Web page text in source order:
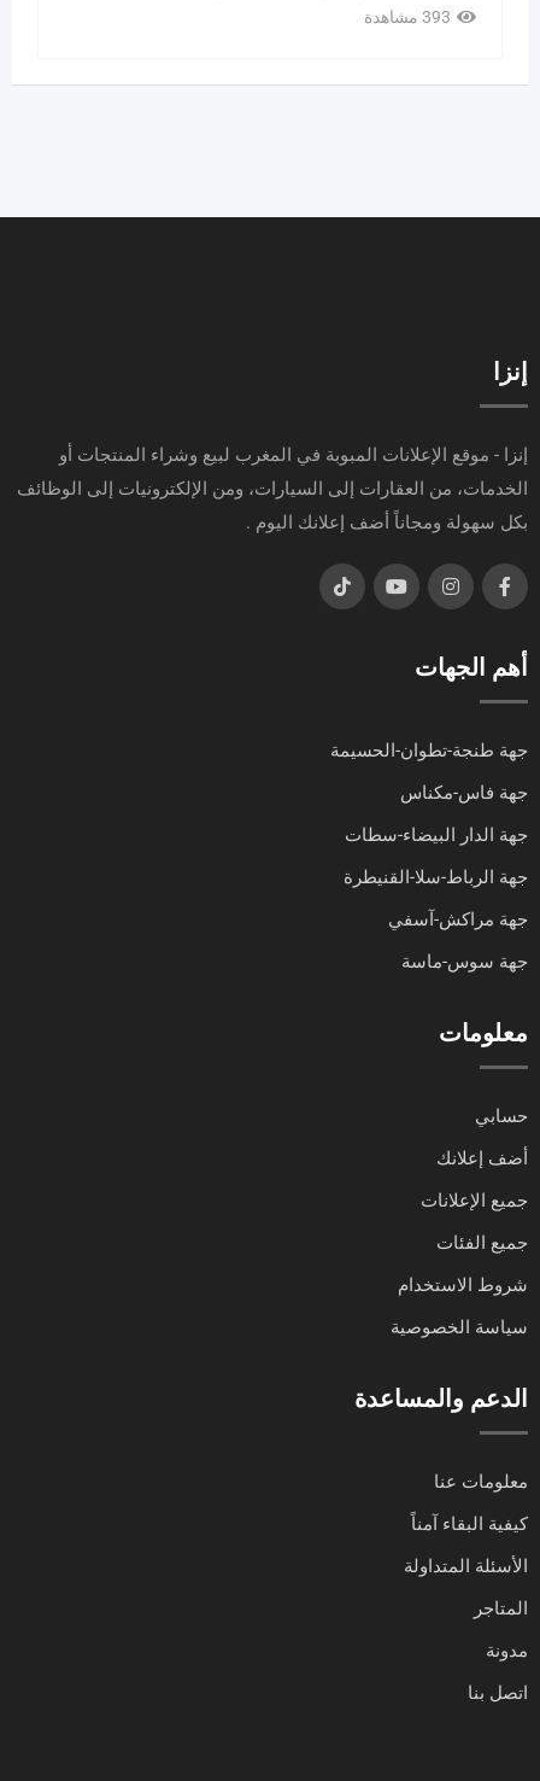
393 مشاهدة
إنزا
إنزا - موقع الإعلانات المبوبة في المغرب لبيع وشراء المنتجات أو
الخدمات، من العقارات إلى السيارات، ومن الإلكترونيات إلى الوظائف
بكل سهولة ومجاناً أضف إعلانك اليوم .
أهم الجهات
جهة طنجة-تطوان-الحسيمة
جهة فاس-مكناس
جهة الدار البيضاء-سطات
جهة الرباط-سلا-القنيطرة
جهة مراكش-آسفي
جهة سوس-ماسة
معلومات
حسابي
أضف إعلانك
جميع الإعلانات
جميع الفئات
شروط الاستخدام
سياسة الخصوصية
الدعم والمساعدة
معلومات عنا
كيفية البقاء آمناً
الأسئلة المتداولة
المتاجر
مدونة
اتصل بنا